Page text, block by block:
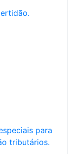
para
tributários.